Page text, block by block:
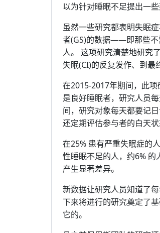
以为针对睡眠不足提出一
虽然一些研究都表明失眠
者(GS)的数据——即那些不
人。 这项研究清楚地研究
失眠(CI)的反复发作、到最
在2015-2017年期间，此
是良好睡眠者，研究人员
间，研究对象每天都要记
还定期评估参与者的白天
在25% 患有严重失眠症的
性睡眠不足的人，约6%
产生显著差异。
新数据让研究人员知道了
下来将进行的研究奠定了
它的。